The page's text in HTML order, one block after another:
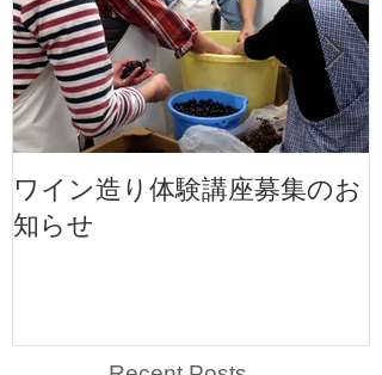
ワイン造り体験講座募集のお
知らせ